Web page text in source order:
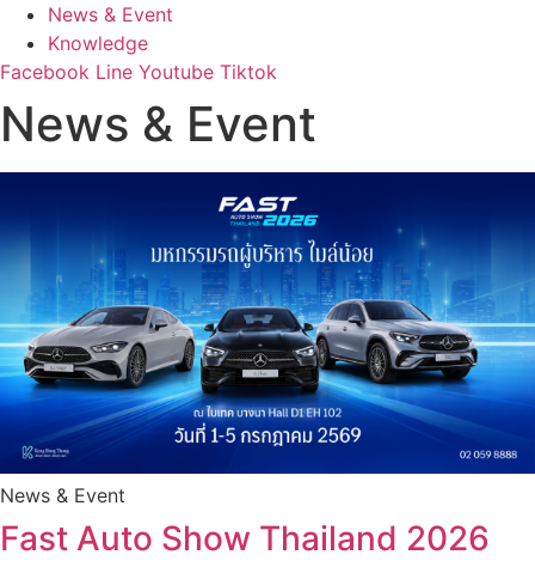
News & Event
Knowledge
Facebook Line Youtube Tiktok
News & Event
News & Event
Fast Auto Show Thailand 2026